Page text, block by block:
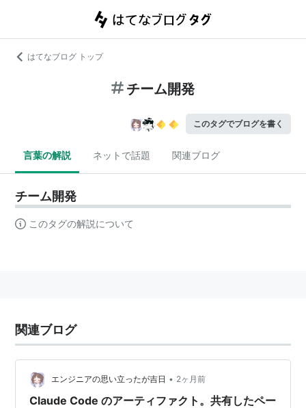
はてなブログ トップ
チーム開発
このタグでブログを書く
言葉の解説 ネットで話題 関連ブログ
チーム開発
このタグの解説について
関連ブログ
エンジニアの思い立ったが吉日 • 2ヶ月前
Claude Code のアーティファクト。共有したペー